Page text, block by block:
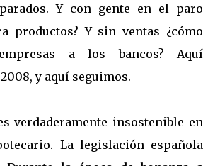
Y con gente en el paro
productos? Y sin ventas ¿cómo
a los bancos? Aquí
y aquí seguimos.
verdaderamente insostenible en
La legislación española